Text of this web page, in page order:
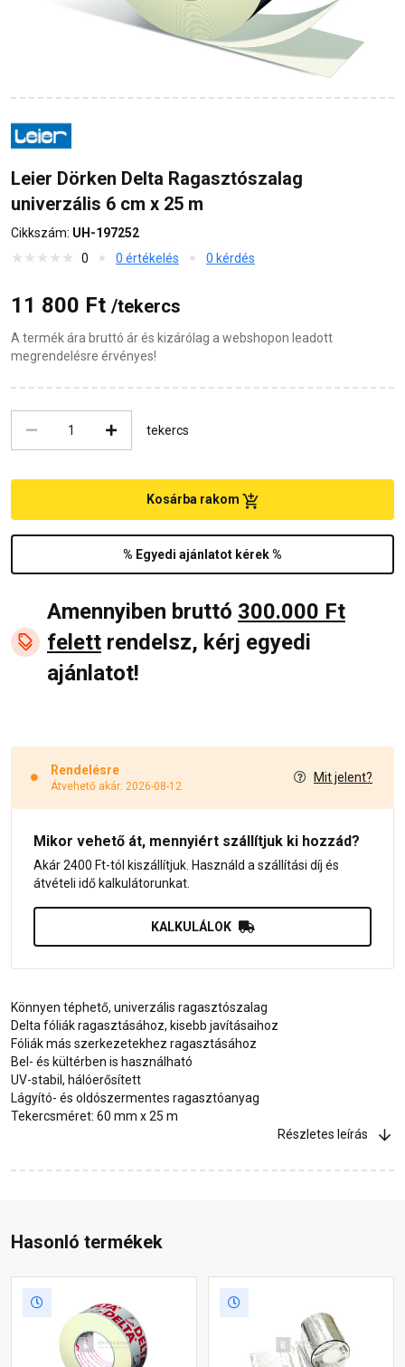
Leier Dörken Delta Ragasztószalag
univerzális 6 cm x 25 m
Cikkszám: UH-197252
0
0 értékelés 0 kérdés
11 800 Ft /tekercs
A termék ára bruttó ár és kizárólag a webshopon leadott
megrendelésre érvényes!
tekercs
% Egyedi ajánlatot kérek %
Kosárba rakom
Amennyiben bruttó 300.000 Ft
felett rendelsz, kérj egyedi
ajánlatot!
Rendelésre
Átvehető akár: 2026-08-12
Mit jelent?
Mikor vehető át, mennyiért szállítjuk ki hozzád?
Akár 2400 Ft-tól kiszállítjuk. Használd a szállítási díj és
átvételi idő kalkulátorunkat.
KALKULÁLOK
Könnyen téphető, univerzális ragasztószalag
Delta fóliák ragasztásához, kisebb javításaihoz
Fóliák más szerkezetekhez ragasztásához
Bel- és kültérben is használható
UV-stabil, hálóerősített
Lágyító- és oldószermentes ragasztóanyag
Tekercsméret: 60 mm x 25 m
Részletes leírás
Hasonló termékek